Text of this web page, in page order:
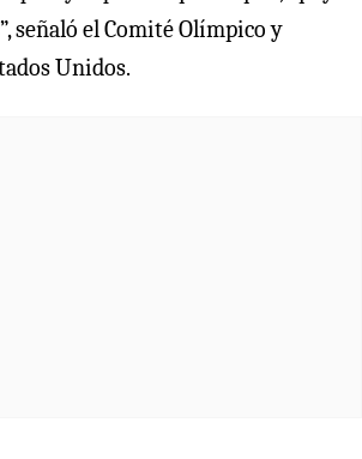
señaló el Comité Olímpico y
Unidos.